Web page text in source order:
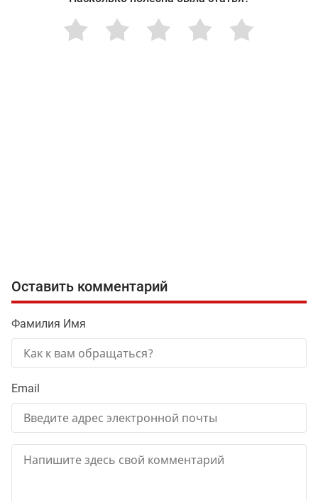
Оставить комментарий
Фамилия Имя
Email